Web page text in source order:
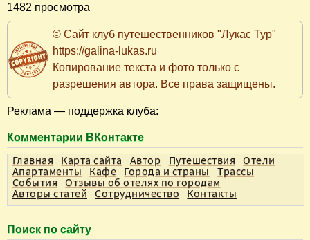
1482 просмотра
© Сайт клуб путешественников "Лукас Тур"
https://galina-lukas.ru
Копирование текста и фото только с
разрешения автора. Все права защищены.
Реклама — поддержка клуба:
Комментарии ВКонтакте
Главная Карта сайта Автор Путешествия
Отели
Апартаменты Кафе Города и страны Трассы
События Отзывы об отелях по городам
Авторы статей Сотрудничество Контакты
Поиск по сайту